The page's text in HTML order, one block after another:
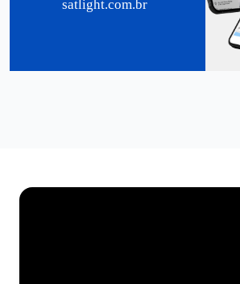
satlight.com.br